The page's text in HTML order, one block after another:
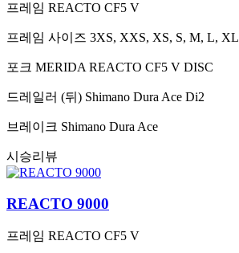
프레임 REACTO CF5 V
프레임 사이즈 3XS, XXS, XS, S, M, L, XL
포크 MERIDA REACTO CF5 V DISC
드레일러 (뒤) Shimano Dura Ace Di2
브레이크 Shimano Dura Ace
시승리뷰
REACTO 9000
프레임 REACTO CF5 V